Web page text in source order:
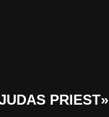
PRIEST»